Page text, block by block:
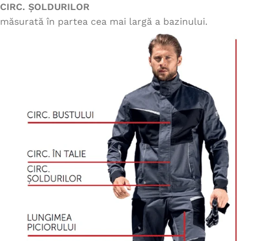
CIRC. ȘOLDURILOR
măsurată în partea cea mai largă a bazinului.